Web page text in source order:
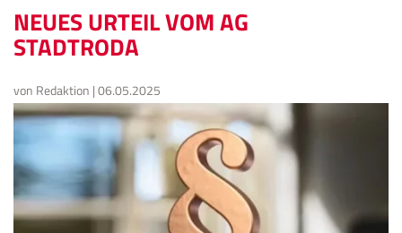
NEUES URTEIL VOM AG
STADTRODA
von Redaktion |06.05.2025